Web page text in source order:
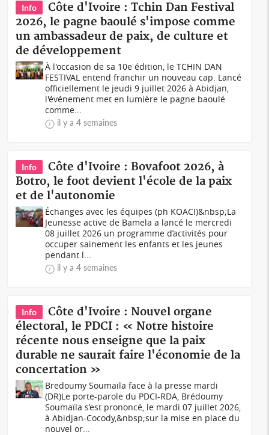
Info
Côte d'Ivoire : Tchin Dan Festival
2026, le pagne baoulé s'impose comme
un ambassadeur de paix, de culture et
de développement
À l'occasion de sa 10e édition, le TCHIN DAN
FESTIVAL entend franchir un nouveau cap. Lancé
officiellement le jeudi 9 juillet 2026 à Abidjan,
l'événement met en lumière le pagne baoulé
comme...
il y a 4 semaines
Info
Côte d'Ivoire : Bovafoot 2026, à
Botro, le foot devient l'école de la paix
et de l'autonomie
Échanges avec les équipes (ph KOACI)&nbsp;La
Jeunesse active de Bamela a lancé le mercredi
08 juillet 2026 un programme d’activités pour
occuper sainement les enfants et les jeunes
pendant l...
il y a 4 semaines
Info
Côte d'Ivoire : Nouvel organe
électoral, le PDCI : « Notre histoire
récente nous enseigne que la paix
durable ne saurait faire l'économie de la
concertation »
Bredoumy Soumaïla face à la presse mardi
(DR)Le porte-parole du PDCI-RDA, Brédoumy
Soumaïla s’est prononcé, le mardi 07 juillet 2026,
à Abidjan-Cocody,&nbsp;sur la mise en place du
nouvel or...